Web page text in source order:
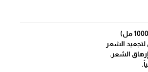
لتجعيد الشعر
الشعر.